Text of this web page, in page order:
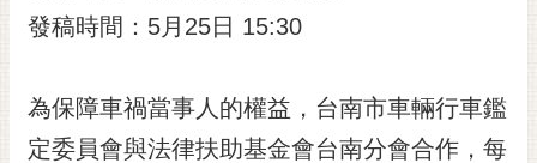
市府團隊
市政資訊
發稿時間：5月25日 15:30
為保障車禍當事人的權益，台南市車輛行車鑑
定委員會與法律扶助基金會台南分會合作，每